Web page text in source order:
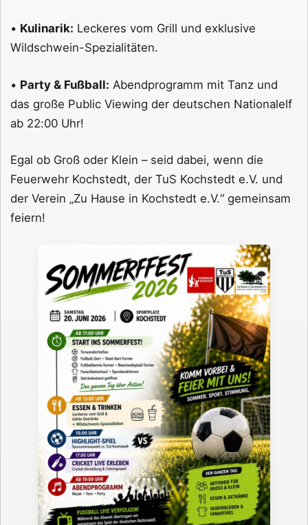
• Kulinarik: Leckeres vom Grill und exklusive
Wildschwein-Spezialitäten.
• Party & Fußball: Abendprogramm mit Tanz und
das große Public Viewing der deutschen Nationalelf
ab 22:00 Uhr!
Egal ob Groß oder Klein – seid dabei, wenn die
Feuerwehr Kochstedt, der TuS Kochstedt e.V. und
der Verein „Zu Hause in Kochstedt e.V.“ gemeinsam
feiern!